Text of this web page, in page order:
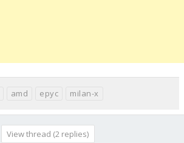
amd epyc milan-x
View thread (2 replies)